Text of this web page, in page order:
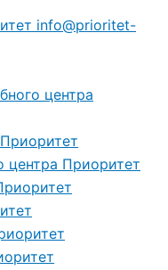
info@prioritet-